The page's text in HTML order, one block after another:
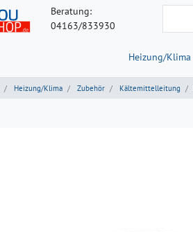
Beratung:
04163/833930
Heizung/Klima
Heizung/Klima Zubehör Kältemittelleitung